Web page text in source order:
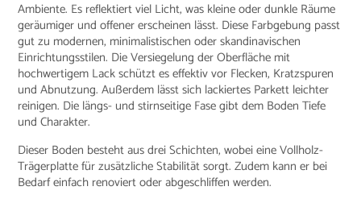
Ambiente. Es reflektiert viel Licht, was kleine oder dunkle Räume
geräumiger und offener erscheinen lässt. Diese Farbgebung passt
gut zu modernen, minimalistischen oder skandinavischen
Einrichtungsstilen. Die Versiegelung der Oberfläche mit
hochwertigem Lack schützt es effektiv vor Flecken, Kratzspuren
und Abnutzung. Außerdem lässt sich lackiertes Parkett leichter
reinigen. Die längs- und stirnseitige Fase gibt dem Boden Tiefe
und Charakter.
Dieser Boden besteht aus drei Schichten, wobei eine Vollholz-
Trägerplatte für zusätzliche Stabilität sorgt. Zudem kann er bei
Bedarf einfach renoviert oder abgeschliffen werden.